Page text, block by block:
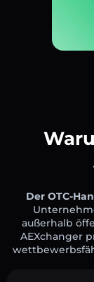
Der OTC-
außerhalb
AEXchanger